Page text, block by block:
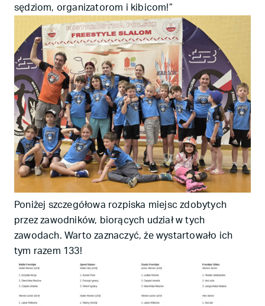
sędziom, organizatorom i kibicom!”
Poniżej szczegółowa rozpiska miejsc zdobytych
przez zawodników, biorących udział w tych
zawodach. Warto zaznaczyć, że wystartowało ich
tym razem 133!